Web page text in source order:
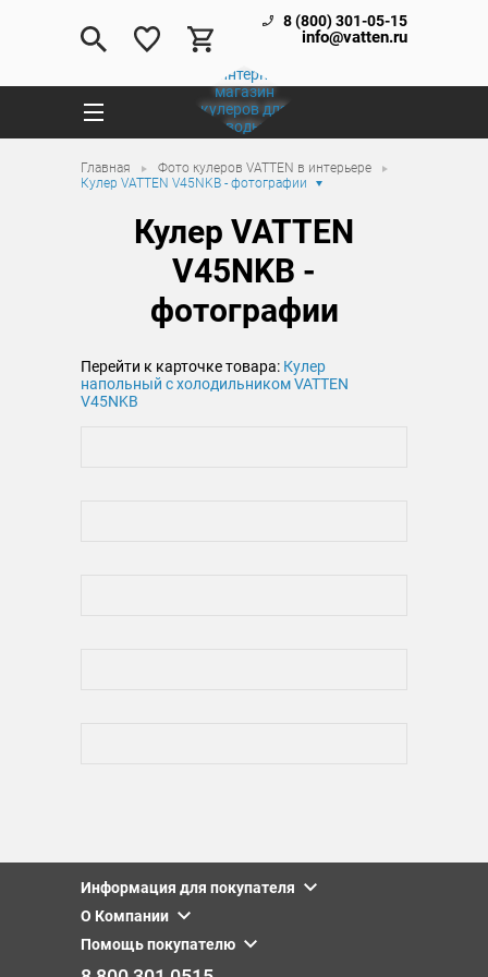
8 (800) 301-05-15
info@vatten.ru
Главная
Фото кулеров VATTEN в интерьере
Кулер VATTEN V45NKB - фотографии
Кулер VATTEN
V45NKB -
фотографии
Перейти к карточке товара: Кулер
напольный с холодильником VATTEN
V45NKB
Информация для покупателя
О Компании
Помощь покупателю